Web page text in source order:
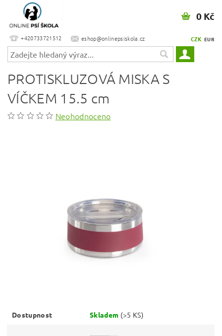
+420733721512 eshop@onlinepsiskola.cz CZK EUR
0 Kč
PROTISKLUZOVÁ MISKA S
VÍČKEM 15.5 cm
Neohodnoceno
Dostupnost Skladem (>5 KS)